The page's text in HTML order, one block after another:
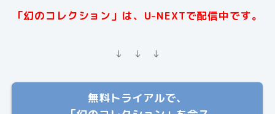
「幻のコレクション」は、U-NEXTで配信中です。
↓ ↓ ↓
無料トライアルで、